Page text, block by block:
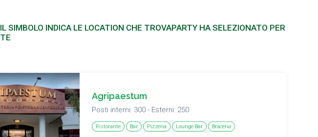
IL SIMBOLO INDICA LE LOCATION CHE TROVAPARTY HA SELEZIONATO PER
TE
Agripaestum
Posti interni: 300 - Esterni: 250
Ristorante Bar Pizzeria Lounge Bar Braceria